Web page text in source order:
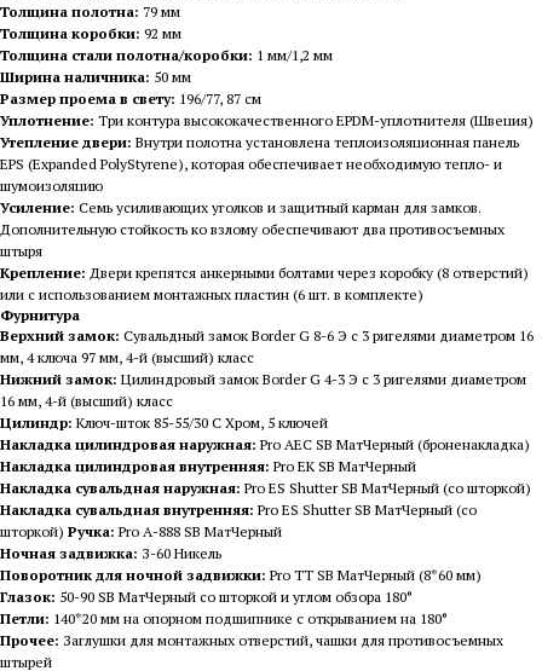
Толщина полотна: 79 мм
Толщина коробки: 92 мм
Толщина стали полотна/коробки: 1 мм/1,2 мм
Ширина наличника: 50 мм
Размер проема в свету: 196/77, 87 см
Уплотнение: Три контура высококачественного EPDM-уплотнителя (Швеция)
Утепление двери: Внутри полотна установлена теплоизоляционная панель
EPS (Expanded PolyStyrene), которая обеспечивает необходимую тепло- и
шумоизоляцию
Усиление: Семь усиливающих уголков и защитный карман для замков.
Дополнительную стойкость ко взлому обеспечивают два противосъемных
штыря
Крепление: Двери крепятся анкерными болтами через коробку (8 отверстий)
или с использованием монтажных пластин (6 шт. в комплекте)
Фурнитура
Верхний замок: Сувальдный замок Border G 8-6 Э с 3 ригелями диаметром 16
мм, 4 ключа 97 мм, 4-й (высший) класс
Нижний замок: Цилиндровый замок Border G 4-3 Э с 3 ригелями диаметром
16 мм, 4-й (высший) класс
Цилиндр: Ключ-шток 85-55/30 C Хром, 5 ключей
Накладка цилиндровая наружная: Pro AEC SB МатЧерный (броненакладка)
Накладка цилиндровая внутренняя: Pro EK SB МатЧерный
Накладка сувальдная наружная: Pro ES Shutter SB МатЧерный (со шторкой)
Накладка сувальдная внутренняя: Pro ES Shutter SB МатЧерный (со
шторкой) Ручка: Pro A-888 SB МатЧерный
Ночная задвижка: З-60 Никель
Поворотник для ночной задвижки: Pro TT SB МатЧерный (8*60 мм)
Глазок: 50-90 SB МатЧерный со шторкой и углом обзора 180°
Петли: 140*20 мм на опорном подшипнике с открыванием на 180°
Прочее: Заглушки для монтажных отверстий, чашки для противосъемных
штырей